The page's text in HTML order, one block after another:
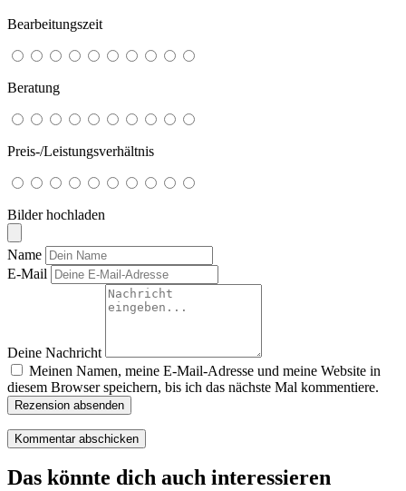
Bearbeitungszeit
Beratung
Preis-/Leistungsverhältnis
Bilder hochladen
Name
E-Mail
Deine Nachricht
Meinen Namen, meine E-Mail-Adresse und meine Website in
diesem Browser speichern, bis ich das nächste Mal kommentiere.
Rezension absenden
Das könnte dich auch interessieren